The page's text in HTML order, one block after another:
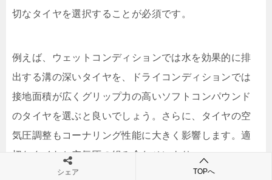
切なタイヤを選択することが必須です。
例えば、ウェットコンディションでは水を効果的に排
出する溝の深いタイヤを、ドライコンディションでは
接地面積が広くグリップ力の高いソフトコンパウンド
のタイヤを選ぶと良いでしょう。さらに、タイヤの空
気圧調整もコーナリング性能に大きく影響します。適
切なタイヤと空気圧の組み合わせにより、
CBR1000RR-Rはコーナーでの安定性とトラクション
シェア TOPへ